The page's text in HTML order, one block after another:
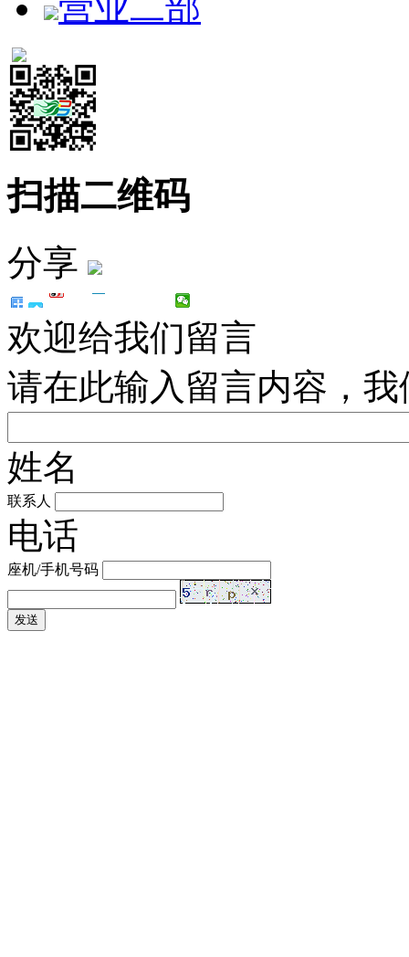
营业二部
扫描二维码
分享
欢迎给我们留言
请在此输入留言内容，
姓名
联系人
电话
座机/手机号码